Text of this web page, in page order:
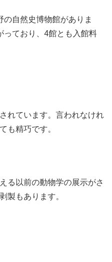
自然史博物館がありま
っており、4館とも入館料
れています。言われなけれ
も精巧です。
る以前の動物学の展示がさ
製もあります。